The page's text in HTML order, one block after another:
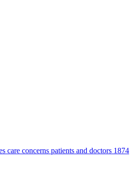
care concerns patients and doctors 1874